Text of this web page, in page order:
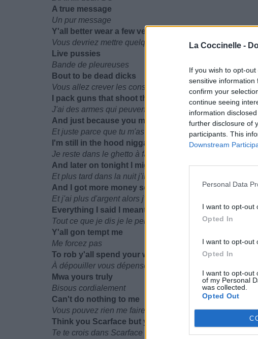
La Coccinelle -
If you wish to opt-
sensitive information
confirm your
continue seeing
information
further disclosure of
participants. This
Downstream
Personal Data
I want to opt-out
Opted In
I want to opt-out
Opted In
I want to opt-out
of my Personal
was collected.
Opted Out
A true message
Un pur message
Y'all better wear a few vests
Vous devriez mettre quelques gilets
Live pussies
Bande de pleureuses
Bout to be dead dicks
Vous allez crever les cons
I pack guns that shoot through schools the red bricks
J'ai des armes qui peuvent transpercer les murs des
And just because you mighta seen me on the award
Et juste parce que tu m'as vu à l'émission des
I'm still in the hood nigga gettin raw dough
Je reste dans le ghetto à faire de la thune sale
And later on tonight I might be hittin your ho
Et plus tard dans la nuit j'irai culbuter ta pouf
And I got more money so I'm coppin more dro
Et j'ai plus d'argent alors j'en vole plus
Everything I said I meant B
Tout ce que je dis je le pense
Y'all gon tempt me
Me forcez pas
To rob y'all spend your whole stash on my empties
À dépouiller vous dépensez vos thunes sur mes trucs
Mwa yours truly
Bisous cordialement
Can't do nothing to me
Vous pouvez rien me faire
Think you Scarface but you ain't see the end of the
Te te crois dans Scarface mais t'as jamais vu la fin du film